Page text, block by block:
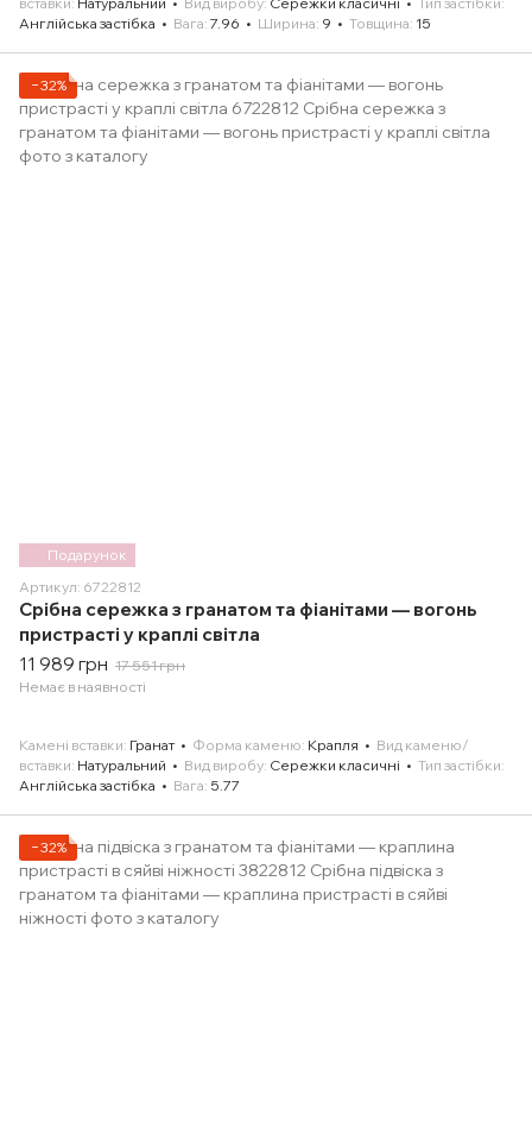
Англійська застібка
Вага 7.96 Ширина 9 Товщина 15
Подарунок
−32%
Артикул: 6722812
Срібна сережка з гранатом та фіанітами — вогонь
пристрасті у краплі світла
11 989 грн 17 551 грн
Немає в наявності
Камені вставки Гранат Форма каменю Крапля
Вид каменю/
вставки Натуральний Вид виробу Сережки класичні
Тип застібки
Англійська застібка
Вага 5.77
−32%